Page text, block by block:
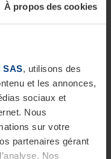
À propos des cookies
SAS, utilisons des
et les annonces,
sociaux et
Nous
sur votre
partenaires gérant
Nos